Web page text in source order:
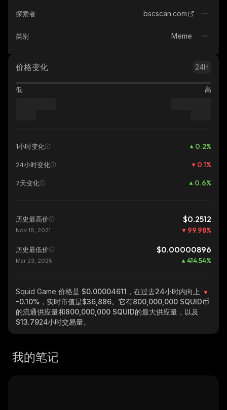
探索者 bscscan.com
类别 Meme
价格变化 24H
低 高
1小时变化 0.2%
24小时变化 0.1%
7天变化 0.6%
历史最高价 $0.2512
Nov 18, 2021 99.98%
历史最低价 $0.00000896
Mar 23, 2025 414.54%
Squid Game 价格是 $0.00004611，在过去24小时内向上
-0.10% ，实时市值是$36,886。它有800,000,000 SQUID币
的流通供应量和800,000,000 SQUID的最大供应量，以及
$13.7924小时交易量。
我的笔记